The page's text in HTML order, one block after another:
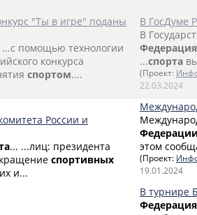
"Ты в игре" поданы
...с помощью технологии
конкурса
спортом....
России и
... ...лиц: президента
спортивных
и...
В ГосДуме
В
Федерация
...спорта
(Проект:
22.03.2024
Федерации
этом
(Проект:
19.01.2024
В турнире
Федерация